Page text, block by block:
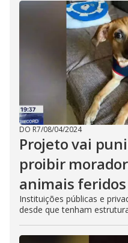
DO R7/08/04/2024
Projeto vai
proibir
animais feridos
Instituições públicas e
desde que tenham